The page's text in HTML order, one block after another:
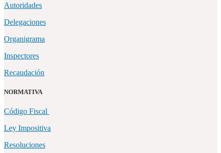
Autoridades
Delegaciones
Organigrama
Inspectores
Recaudación
NORMATIVA
Código Fiscal
Ley Impositiva
Resoluciones